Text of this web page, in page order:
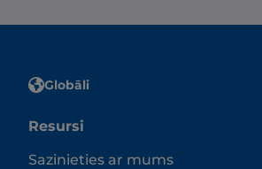
Globāli
Resursi
Sazinieties ar mums